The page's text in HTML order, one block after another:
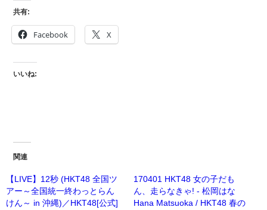
共有:
Facebook X
いいね:
関連
【LIVE】12秒 (HKT48 全国ツ
アー～全国統一終わっとらん
けん～ in 沖縄)／HKT48[公式]
170401 HKT48 女の子だも
ん、走らなきゃ! - 松岡はな
Hana Matsuoka / HKT48 春の